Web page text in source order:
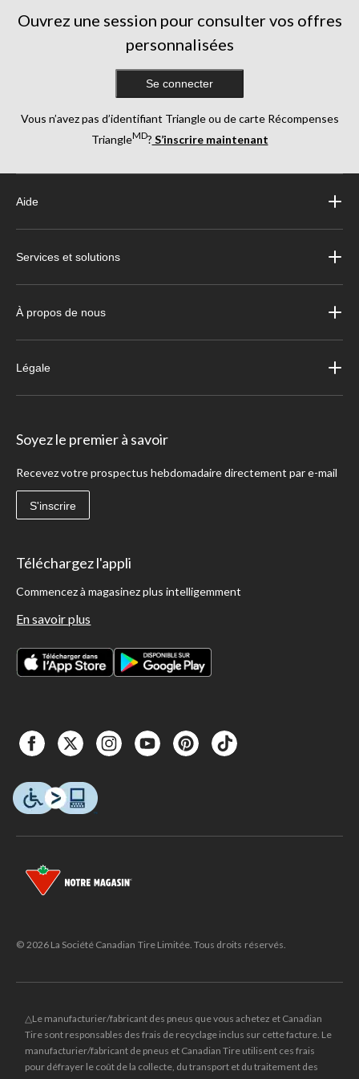
Ouvrez une session pour consulter vos offres
personnalisées
Se connecter
Vous n’avez pas d’identifiant Triangle ou de carte Récompenses
TriangleMD? S’inscrire maintenant
Aide
Services et solutions
À propos de nous
Légale
Soyez le premier à savoir
Recevez votre prospectus hebdomadaire directement par e-mail
S'inscrire
Téléchargez l'appli
Commencez à magasinez plus intelligemment
En savoir plus
© 2026 La Société Canadian Tire Limitée. Tous droits réservés.
△Le manufacturier/fabricant des pneus que vous achetez et Canadian
Tire sont responsables des frais de recyclage inclus sur cette facture. Le
manufacturier/fabricant de pneus et Canadian Tire utilisent ces frais
pour défrayer le coût de la collecte, du transport et du traitement des